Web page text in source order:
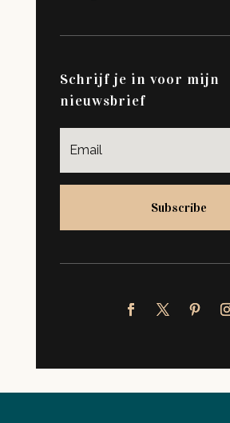
Schrijf je in voor mijn
nieuwsbrief
Subscribe